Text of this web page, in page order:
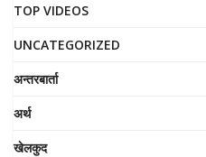
TOP VIDEOS
UNCATEGORIZED
अन्तरबार्ता
अर्थ
खेलकुद